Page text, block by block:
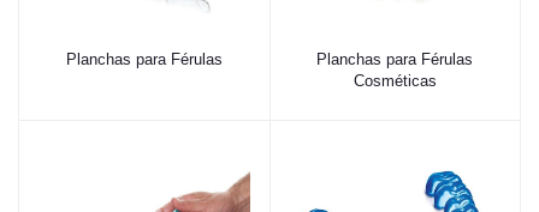
Planchas para Férulas
Planchas para Férulas
Cosméticas